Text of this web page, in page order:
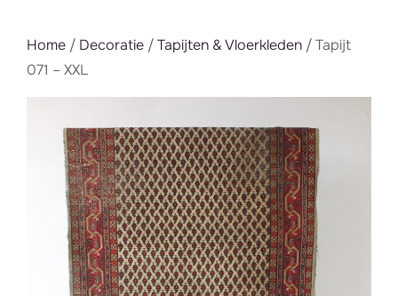
Home / Decoratie /Tapijten & Vloerkleden / Tapijt
071 – XXL